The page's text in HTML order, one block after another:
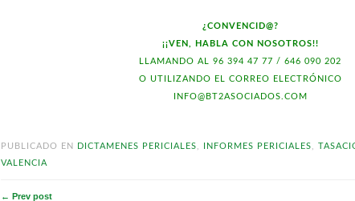
¿CONVENCID@?
¡¡VEN, HABLA CON NOSOTROS!!
LLAMANDO AL 96 394 47 77 / 646 090 202
O UTILIZANDO EL CORREO ELECTRÓNICO
INFO@BT2ASOCIADOS.COM
PUBLICADO EN DICTAMENES PERICIALES INFORMES PERICIALES ,
VALENCIA
← Prev post